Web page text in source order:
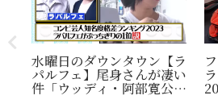
水曜日のダウンタウン【ラ
パルフェ】尾身さんが凄い
件「ウッディ・阿部寛公